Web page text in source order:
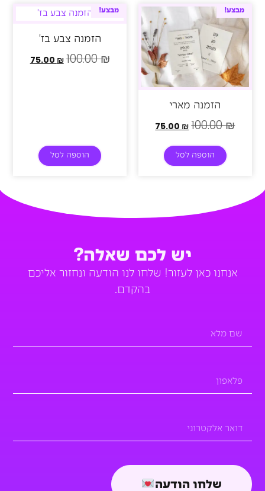
מבצע!
הזמנה מארי
100.00₪
75.00 ₪
הוספה לסל
מבצע!
הזמנה צבע בז'
100.00₪
75.00 ₪
הוספה לסל
יש לכם שאלה?
אנחנו כאן לעזור! שלחו לנו הודעה ונחזור אליכם
בהקדם.
שלחו הודעה